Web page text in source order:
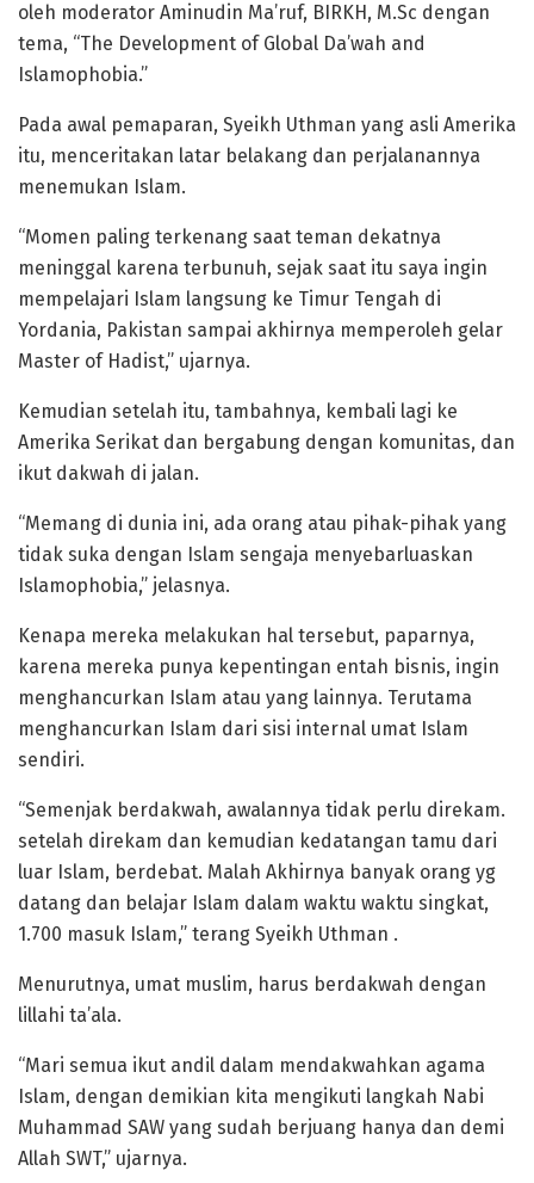
oleh moderator Aminudin Ma’ruf, BIRKH, M.Sc dengan
tema, “The Development of Global Da’wah and
Islamophobia.”
Pada awal pemaparan, Syeikh Uthman yang asli Amerika
itu, menceritakan latar belakang dan perjalanannya
menemukan Islam.
“Momen paling terkenang saat teman dekatnya
meninggal karena terbunuh, sejak saat itu saya ingin
mempelajari Islam langsung ke Timur Tengah di
Yordania, Pakistan sampai akhirnya memperoleh gelar
Master of Hadist,” ujarnya.
Kemudian setelah itu, tambahnya, kembali lagi ke
Amerika Serikat dan bergabung dengan komunitas, dan
ikut dakwah di jalan.
“Memang di dunia ini, ada orang atau pihak-pihak yang
tidak suka dengan Islam sengaja menyebarluaskan
Islamophobia,” jelasnya.
Kenapa mereka melakukan hal tersebut, paparnya,
karena mereka punya kepentingan entah bisnis, ingin
menghancurkan Islam atau yang lainnya. Terutama
menghancurkan Islam dari sisi internal umat Islam
sendiri.
“Semenjak berdakwah, awalannya tidak perlu direkam.
setelah direkam dan kemudian kedatangan tamu dari
luar Islam, berdebat. Malah Akhirnya banyak orang yg
datang dan belajar Islam dalam waktu waktu singkat,
1.700 masuk Islam,” terang Syeikh Uthman .
Menurutnya, umat muslim, harus berdakwah dengan
lillahi ta’ala.
“Mari semua ikut andil dalam mendakwahkan agama
Islam, dengan demikian kita mengikuti langkah Nabi
Muhammad SAW yang sudah berjuang hanya dan demi
Allah SWT,” ujarnya.